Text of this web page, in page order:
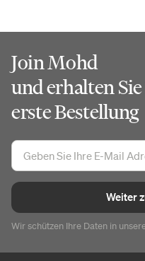
Join Mohd
und erhalten
erste Bestellung
Weiter
Wir schützen Ihre Daten in